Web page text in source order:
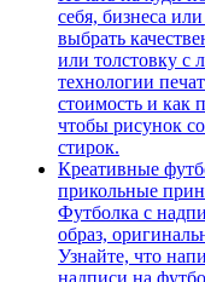
себя, бизнеса
выбрать
или толстовку с
технологии
стоимость и как
чтобы рисунок
стирок.
Креативные
прикольные
Футболка с
образ,
Узнайте, что
надписи на